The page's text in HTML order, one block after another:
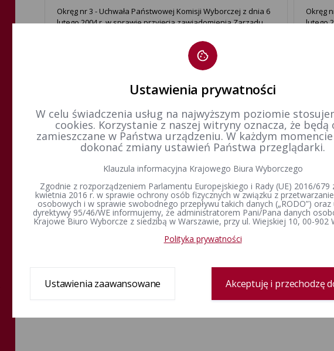
Okręg nr 3 - Uchwała Państwowej Komisji Wyborczej z dnia 6
lutego 2004 r. w sprawie przyjęcia zawiadomienia Zarządu
oraz o powołaniu pełnomocnika wyborczego Komitetu
Wyborczego i pełnomocnika finansowego Komite
Okręg
lutego
1
Ustawienia prywatności
W celu świadczenia usług na najwyższym poziomie
cookies. Korzystanie z naszej witryny oznacza, że będą
zamieszczane w Państwa urządzeniu. W każdym
dokonać zmiany ustawień Państwa przeglądarki.
Klauzula informacyjna Krajowego Biura Wyborczego
Zgodnie z rozporządzeniem Parlamentu Europejskiego i Rady (UE) 2016/679
kwietnia 2016 r. w sprawie ochrony osób fizycznych w związku z
osobowych i w sprawie swobodnego przepływu takich danych („RODO”) oraz
dyrektywy 95/46/WE informujemy, że administratorem Pani/Pana danych
Krajowe Biuro Wyborcze z siedzibą w Warszawie, przy ul. Wiejskiej 10, 00-902
Polityka prywatności
Ustawienia zaawansowane Akceptuję i przechodzę